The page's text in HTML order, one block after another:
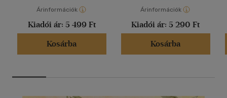
Árinformációk
Kiadói ár: 5 499 Ft
Kosárba
Árinformációk
Kiadói ár: 5 290 Ft
Kosárba